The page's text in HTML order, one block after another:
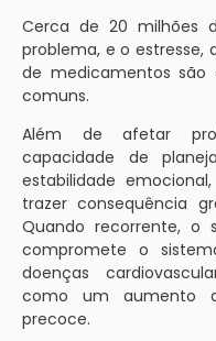
Cerca de 20 milhões
problema, e o estresse,
de medicamentos são
comuns.
Além de afetar
capacidade de
estabilidade
trazer consequência
Quando recorrente, o
compromete o
doenças
como um aumento
precoce.